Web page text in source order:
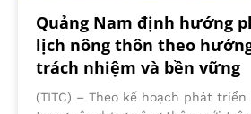
Quảng Nam định hướng
lịch nông thôn theo
trách nhiệm và bền vững
(TITC) – Theo kế hoạch phát